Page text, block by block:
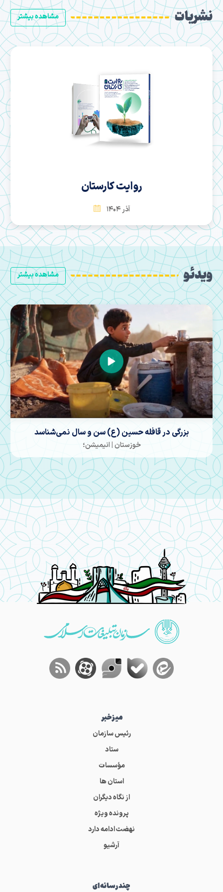
مشاهده بیشتر نشریات
سها
بهمن 1404
مشاهده بیشتر ویدئو
هنرمندان به روایت اربعین پرداختند
خوزستان | رویداد هنری «یا لثارات الامام»،
میز‌خبر
رئیس سازمان
ستاد
مؤسسات
استان ها
از نگاه دیگران
پرونده ویژه
نهضت ادامه دارد
آرشیو
چندرسانه‌ای